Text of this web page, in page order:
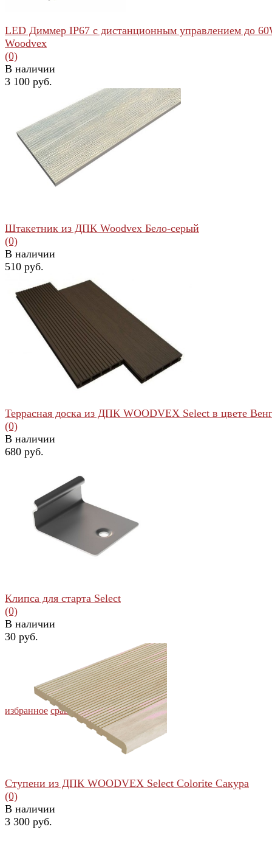
избранное сравнить
LED Диммер IP67 с дистанционным управлением до
Woodvex
(0)
В наличии
3 100 руб.
избранное сравнить
Штакетник из ДПК Woodvex Бело-серый
(0)
В наличии
510 руб.
избранное
Террасная доска из ДПК WOODVEX Select в цвете
(0)
В наличии
680 руб.
избранное сравнить
Клипса для старта Select
(0)
В наличии
30 руб.
Ступени из ДПК WOODVEX Select Colorite Сакура
(0)
В наличии
3 300 руб.